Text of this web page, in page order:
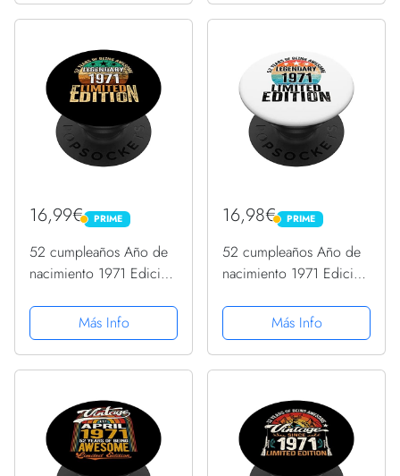
16,99€ PRIME
PRIME
52 cumpleaños Año de
nacimiento 1971 Edición
PopGrip Intercambiable
Más Info
16,98€ PRIME
PRIME
52 cumpleaños Año de
nacimiento 1971 Edición
PopGrip Intercambiable
Más Info